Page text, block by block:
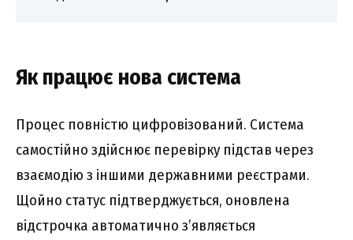
Як працює нова система
Процес повністю цифровізований. Система
самостійно здійснює перевірку підстав через
взаємодію з іншими державними реєстрами.
Щойно статус підтверджується, оновлена
відстрочка автоматично з’являється